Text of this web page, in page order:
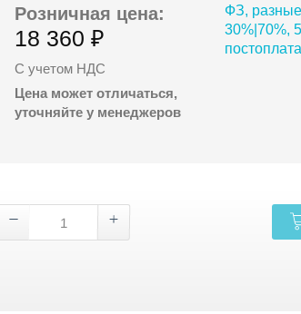
Розничная цена:
18 360 ₽
С учетом НДС
Цена может отличаться,
уточняйте у менеджеров
ФЗ,
30%|70%,
постоплата